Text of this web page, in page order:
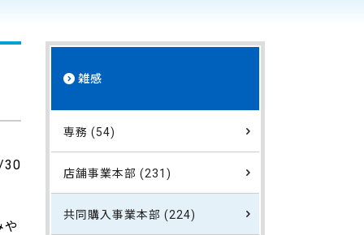
30
や
雑感
専務 (54)
店舗事業本部 (231)
共同購入事業本部 (224)